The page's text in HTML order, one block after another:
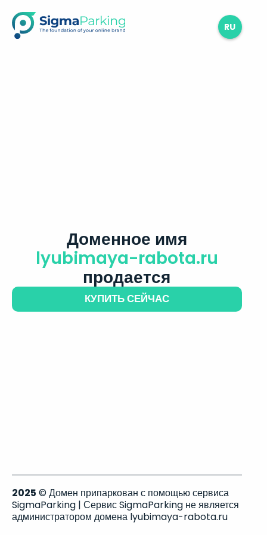
RU
Доменное имя
lyubimaya-rabota.ru
продается
КУПИТЬ СЕЙЧАС
2025 © Домен припаркован с помощью сервиса
SigmaParking | Сервис SigmaParking не является
администратором домена lyubimaya-rabota.ru